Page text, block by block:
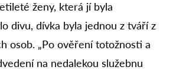
ženy, která jí byla
divu, dívka byla jednou z tváří z
osob. „Po ověření totožnosti a
na nedalekou služebnu